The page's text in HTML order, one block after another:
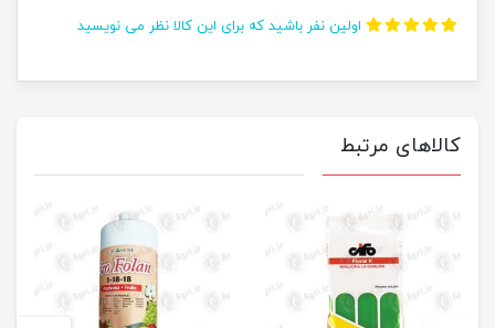
اولین نفر باشید که برای این کالا نظر می نویسید
کالاهای مرتبط